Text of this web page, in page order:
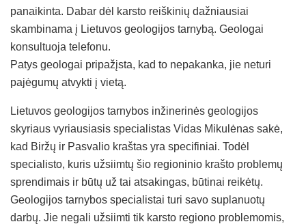
panaikinta. Dabar dėl karsto reiškinių dažniausiai
skambinama į Lietuvos geologijos tarnybą. Geologai
konsultuoja telefonu.
Patys geologai pripažįsta, kad to nepakanka, jie neturi
pajėgumų atvykti į vietą.
Lietuvos geologijos tarnybos inžinerinės geologijos
skyriaus vyriausiasis specialistas Vidas Mikulėnas sakė,
kad Biržų ir Pasvalio kraštas yra specifiniai. Todėl
specialisto, kuris užsiimtų šio regioninio krašto problemų
sprendimais ir būtų už tai atsakingas, būtinai reikėtų.
Geologijos tarnybos specialistai turi savo suplanuotų
darbų. Jie negali užsiimti tik karsto regiono problemomis,